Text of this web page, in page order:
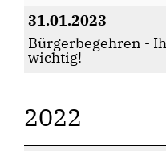
31.01.2023
Bürgerbegehren -
wichtig!
2022